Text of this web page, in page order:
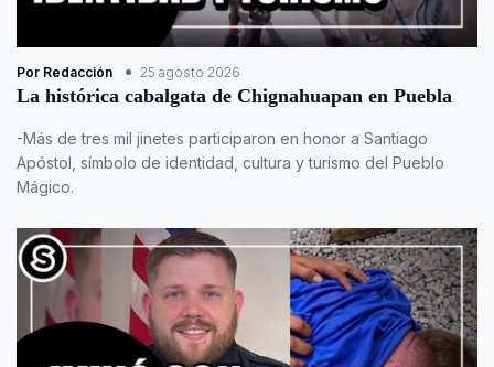
Por Redacción 25 agosto 2026
La histórica cabalgata de Chignahuapan en Puebla
-Más de tres mil jinetes participaron en honor a Santiago
Apóstol, símbolo de identidad, cultura y turismo del Pueblo
Mágico.